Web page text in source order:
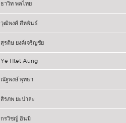
ธาวิท พลไทย
วุฒิพงศ์ สีหพันธ์
สุรดิษ ยงค์เจริญชัย
Ye Htet Aung
ณัฐพงษ์ พุทธา
สิรภพ ยะปาละ
กรวิชญ์ อินมี